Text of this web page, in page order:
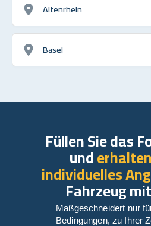
Altenrhein
Basel
Füllen Sie das
und
individuelles
Fahrzeug
Maßgeschneidert nur
Bedingungen, zu Ihrer